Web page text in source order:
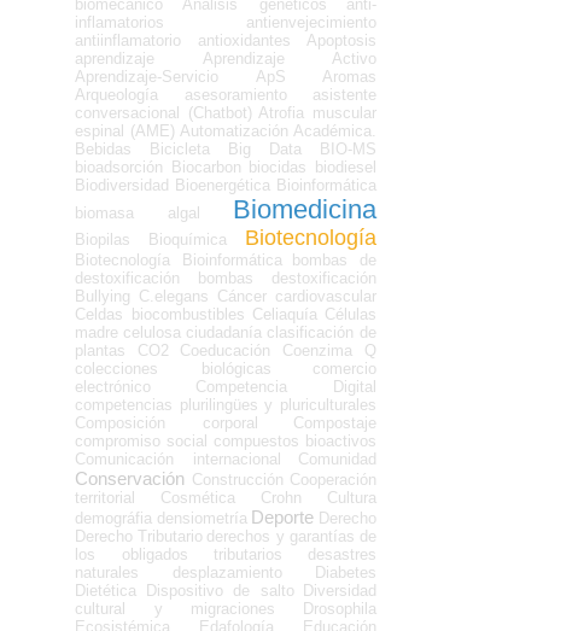
biomecánico
Análisis genéticos
anti-
inflamatorios
antienvejecimiento
antiinflamatorio
antioxidantes
Apoptosis
aprendizaje
Aprendizaje Activo
Aprendizaje-Servicio
ApS
Aromas
Arqueología
asesoramiento
asistente
conversacional (Chatbot) Atrofia muscular
espinal (AME) Automatización Académica.
Bebidas
Bicicleta Big Data
BIO-MS
bioadsorción
Biocarbon biocidas
biodiesel
Biodiversidad
Bioenergética Bioinformática
biomasa algal
Biomedicina
Biopilas Bioquímica Biotecnología
Biotecnología Bioinformática
bombas de
destoxificación
bombas destoxificación
Bullying C.elegans Cáncer cardiovascular
Celdas biocombustibles Celiaquía Células
madre celulosa ciudadanía clasificación de
plantas
CO2 Coeducación
Coenzima Q
colecciones biológicas
comercio
electrónico
Competencia Digital
competencias plurilingües y pluriculturales
Composición corporal
Compostaje
compromiso social compuestos bioactivos
Comunicación internacional
Comunidad
Conservación Construcción Cooperación
territorial
Cosmética Crohn
Cultura
demográfia densiometría Deporte Derecho
Derecho Tributario derechos y garantías de
los obligados tributarios
desastres
naturales
desplazamiento
Diabetes
Dietética
Dispositivo de salto
Diversidad
cultural y migraciones
Drosophila
Ecosistémica
Edafología
Educación